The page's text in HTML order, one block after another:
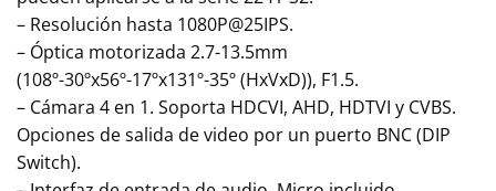
– Resolución hasta 1080P@25IPS.
– Óptica motorizada 2.7-13.5mm
(108º-30ºx56º-17ºx131º-35º (HxVxD)), F1.5.
– Cámara 4 en 1. Soporta HDCVI, AHD, HDTVI y CVBS.
Opciones de salida de video por un puerto BNC (DIP
Switch).